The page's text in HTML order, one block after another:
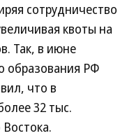
сотрудничество
квоты на
Так, в июне
образования РФ
что в
32 тыс.